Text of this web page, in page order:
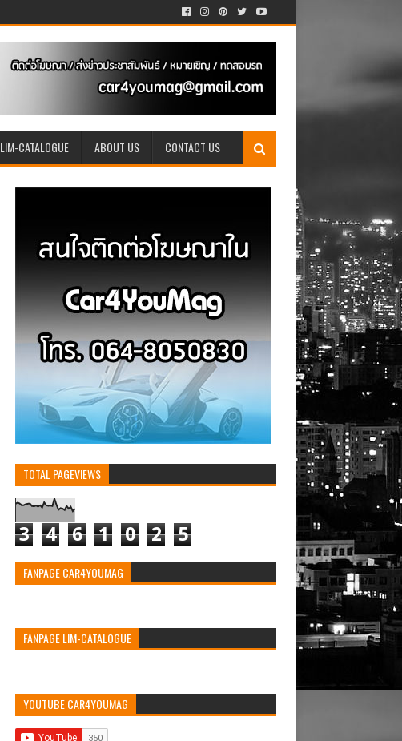
LIM-CATALOGUE ABOUT US CONTACT US
TOTAL PAGEVIEWS
3 4 6 1 0 2 5
FANPAGE CAR4YOUMAG
FANPAGE LIM-CATALOGUE
YOUTUBE CAR4YOUMAG